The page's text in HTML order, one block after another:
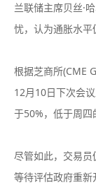
兰联储主席贝丝·
忧，认为通胀水平
根据芝商所(CME
12月10日下次会
于50%，低于周四
尽管如此，交易
等待评估政府重新